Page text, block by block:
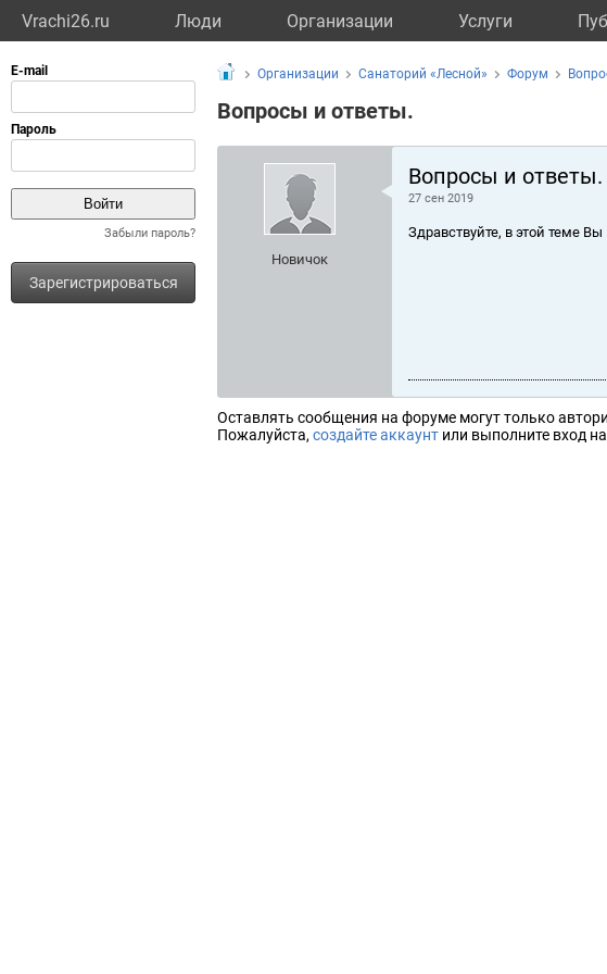
Vrachi26.ru Люди Организации Услуги
Забыли пароль?
Зарегистрироваться
Организации Санаторий «Лесной» Форум
Вопросы и ответы.
Новичок
Вопросы и ответы.
27 сен 2019
Здравствуйте, в этой теме
Оставлять сообщения на форуме могут только
Пожалуйста, создайте аккаунт или выполните вход